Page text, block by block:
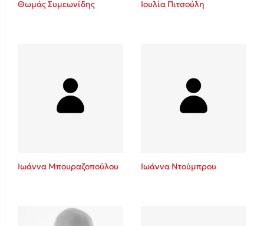
Playlist
Το λεξικό της ζωής σου
Θωμάς Συμεωνίδης Ιουλία Πιτσούλη
Ιωάννα Μπουραζοπούλου Ιωάννα Ντούμπρου